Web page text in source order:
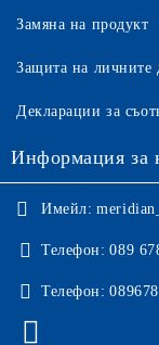
Замяна на продукт
Защита на личните
Декларации за
Информация за
Имейл:
Телефон: 089
Телефон: